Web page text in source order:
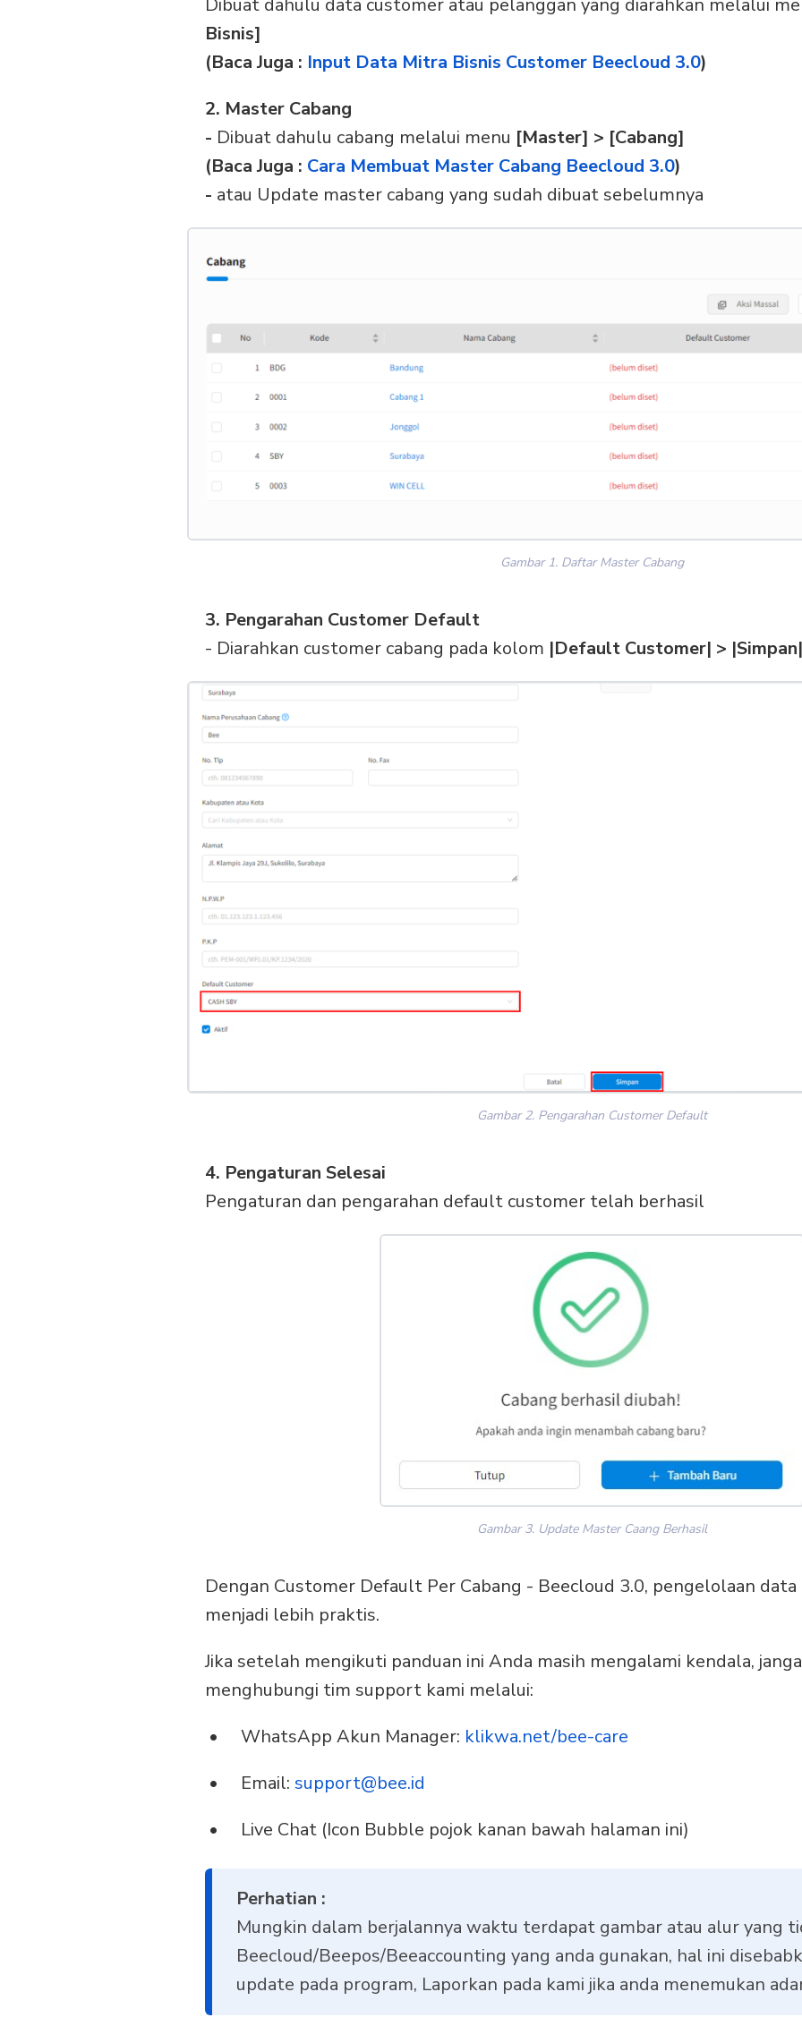
Bisnis]
(Baca Juga : Input Data Mitra Bisnis Customer Beecloud 3.0)
2. Master Cabang
- Dibuat dahulu cabang melalui menu [Master] > [Cabang]
(Baca Juga : Cara Membuat Master Cabang Beecloud 3.0)
- atau Update master cabang yang sudah dibuat sebelumnya
Gambar 1. Daftar Master Cabang
3. Pengarahan Customer Default
- Diarahkan customer cabang pada kolom |Default Customer| >
Gambar 2. Pengarahan Customer Default
4. Pengaturan Selesai
Pengaturan dan pengarahan default customer telah berhasil
Gambar 3. Update Master Caang Berhasil
Dengan Customer Default Per Cabang - Beecloud 3.0, pengelolaan
menjadi lebih praktis.
Jika setelah mengikuti panduan ini Anda masih mengalami kendala,
menghubungi tim support kami melalui:
WhatsApp Akun Manager: klikwa.net/bee-care
Email:support@bee.id
Live Chat (Icon Bubble pojok kanan bawah halaman ini)
Perhatian :
Mungkin dalam berjalannya waktu terdapat gambar atau alur yang
Beecloud/Beepos/Beeaccounting yang anda gunakan, hal ini
update pada program, Laporkan pada kami jika anda menemukan